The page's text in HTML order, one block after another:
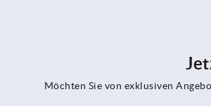
Möchten Sie von exklusiven